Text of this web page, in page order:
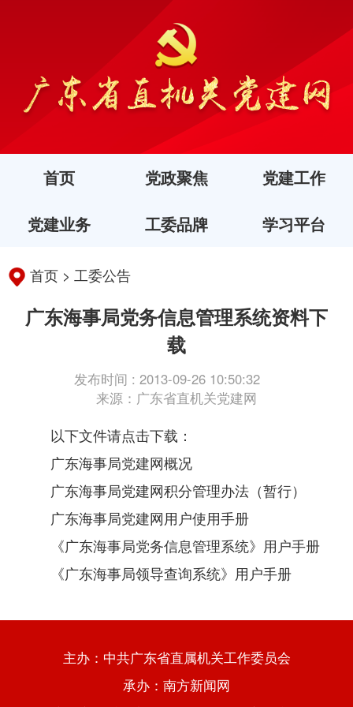
首页 党政聚焦 党建工作
党建业务 工委品牌 学习平台
首页 > 工委公告
广东海事局党务信息管理系统资料下
载
发布时间 : 2013-09-26 10:50:32
来源：广东省直机关党建网
以下文件请点击下载：
广东海事局党建网概况
广东海事局党建网积分管理办法（暂行）
广东海事局党建网用户使用手册
《广东海事局党务信息管理系统》用户手册
《广东海事局领导查询系统》用户手册
主办：中共广东省直属机关工作委员会
承办：南方新闻网